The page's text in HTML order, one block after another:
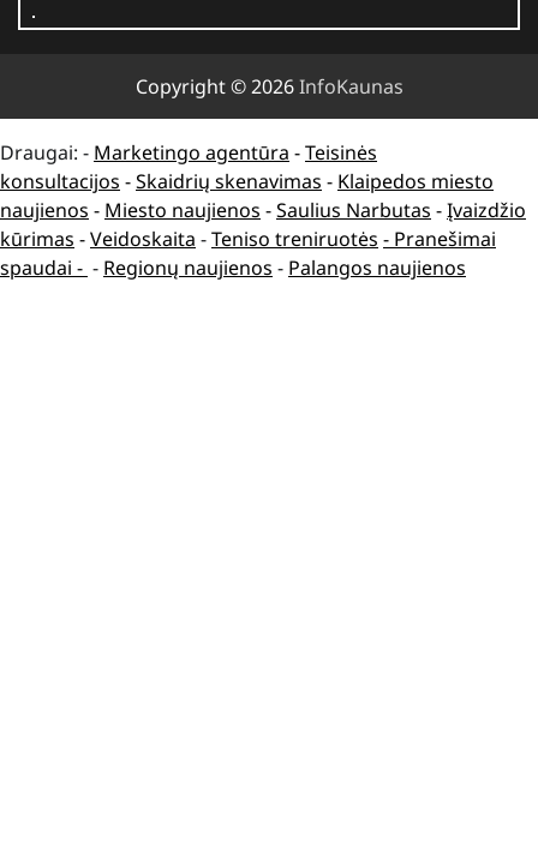
Copyright © 2026InfoKaunas
Draugai: - Marketingo agentūra -Teisinės
konsultacijos -Skaidrių skenavimas - Klaipedos miesto
naujienos - Miesto naujienos -Saulius Narbutas -Įvaizdžio
kūrimas -Veidoskaita -Teniso treniruotės - Pranešimai
spaudai - - Regionų naujienos - Palangos naujienos